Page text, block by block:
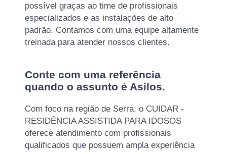
possível graças ao time de profissionais
especializados e as instalações de alto
padrão. Contamos com uma equipe altamente
treinada para atender nossos clientes.
Conte com uma referência
quando o assunto é Asilos.
Com foco na região de Serra, o CUIDAR -
RESIDÊNCIA ASSISTIDA PARA IDOSOS
oferece atendimento com profissionais
qualificados que possuem ampla experiência